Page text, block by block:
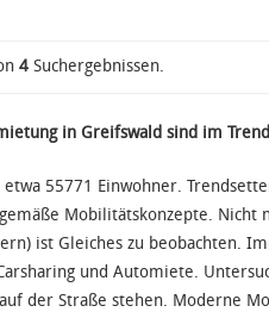
4 Suchergebnissen.
in Greifswald sind im
55771 Einwohner.
Mobilitätskonzepte.
ist Gleiches zu beobachten.
und Automiete.
der Straße stehen. Moderne